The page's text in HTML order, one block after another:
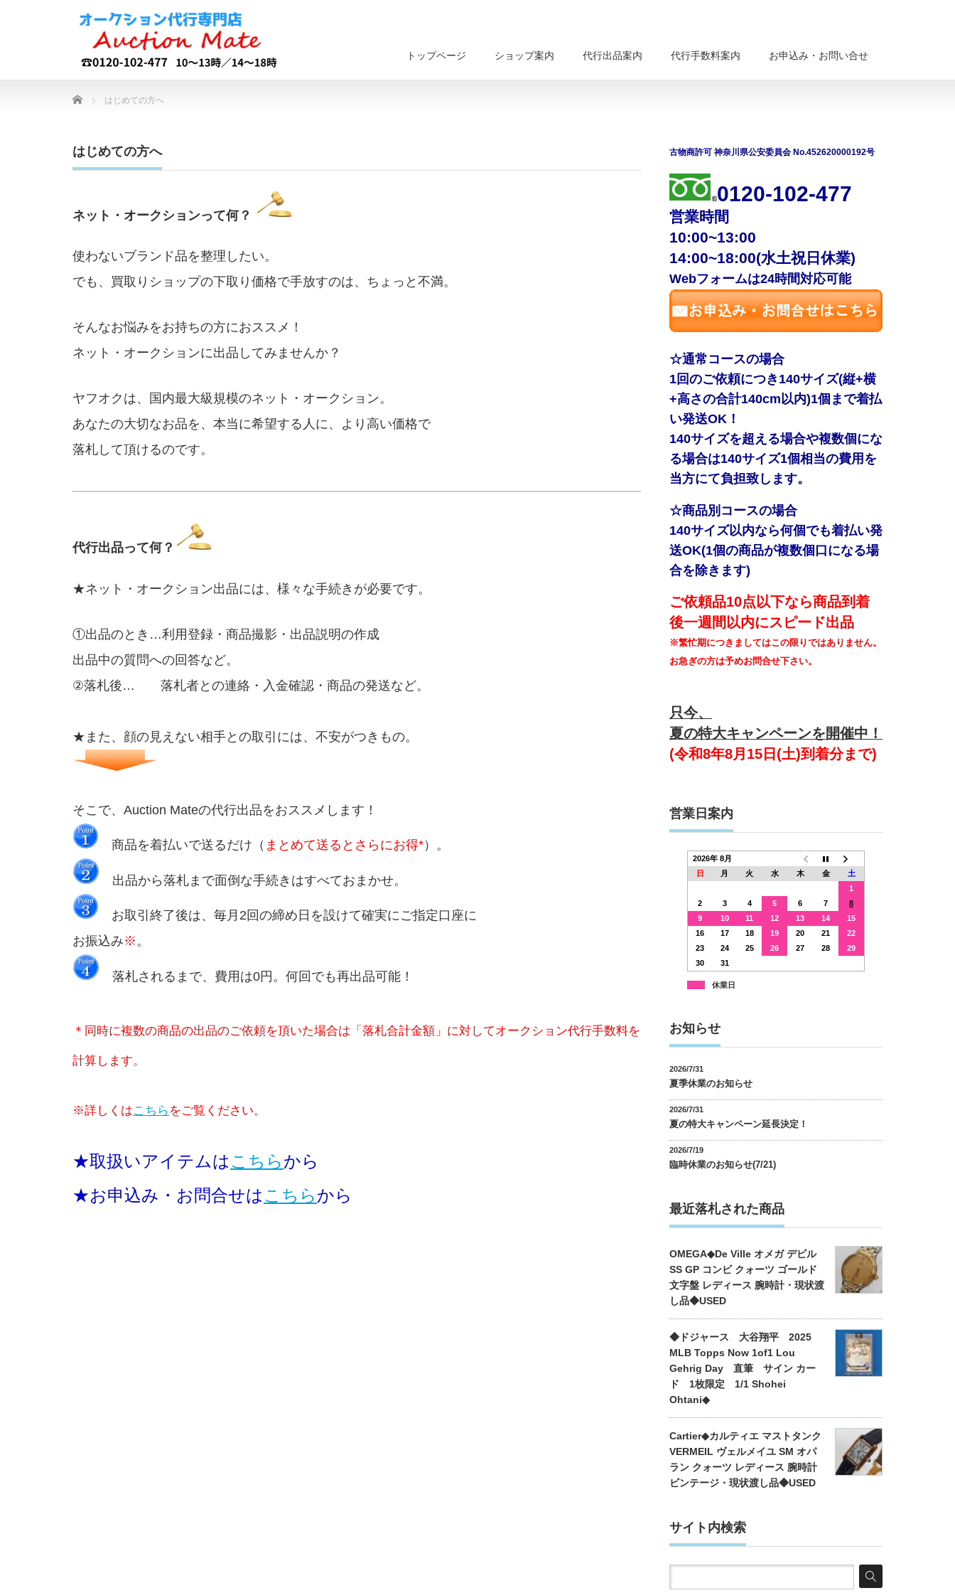
トップページ ショップ案内 代行出品案内 代行手数料案内 お申込み・お問い合せ
Home はじめての方へ
はじめての方へ
ネット・オークションって何？
使わないブランド品を整理したい。
でも、買取りショップの下取り価格で手放すのは、ちょっと不満。
そんなお悩みをお持ちの方におススメ！
ネット・オークションに出品してみませんか？
ヤフオクは、
国内最大級規模のネット・オークション。
あなたの大切なお品を、本当に希望する人に、より高い価格で
落札して頂けるのです。
代行出品って何？
★ネット・オークション出品には、様々な手続きが必要です。
①出品のとき…利用登録・商品撮影・出品説明の作成
出品中の質問への回答など。
②落札後… 落札者との連絡・入金確認・商品の発送など。
★また、顔の見えない相手との取引には、不安がつきもの。
そこで、Auction Mateの代行出品をおススメします！
商品を着払いで送るだけ（ まとめて送るとさらにお得*）。
出品から落札まで面倒な手続きはすべておまかせ。
お取引終了後は、毎月2回の締め日を設けて確実にご指定口座に
お振込み※ 。
落札されるまで、費用は0円。何回でも再出品可能！
＊同時に複数の商品の出品のご依頼を頂いた場合は「落札合計金額」に対してオークション代行手数料を
計算します。
※詳しくはこちら をご覧ください。
★取扱いアイテムはこちらから
★お申込み・お問合せはこちらから
古物商許可 神奈川県公安委員会 No.452620000192号
0120-102-477
営業時間
10:00~13:00
14:00~18:00(水土祝日休業)
Webフォームは24時間対応可能
☆通常コースの場合
1回のご依頼につき140サイズ(縦+横
+高さの合計140cm以内)1個まで着払
い発送OK！
140サイズを超える場合や複数個にな
る場合は140サイズ1個相当の費用を
当方にて負担致します。
☆商品別コースの場合
140サイズ以内なら何個でも着払い発
送OK(1個の商品が複数個口になる場
合を除きます)
ご依頼品10点以下なら商品到着
後一週間以内にスピード出品
※繁忙期につきましてはこの限りではありません。
お急ぎの方は予めお問合せ下さい。
只今、
夏の特大キャンペーンを開催中！
(令和8年8月15日(土)到着分まで)
営業日案内
2026年 8月
日
月 火 水 木 金
土
1
2
3 4 5 6 7
8
9
10 11 12 13 14
15
16
17 18 19 20 21
22
23
24 25 26 27 28
29
30
31
休業日
お知らせ
2026/7/31
夏季休業のお知らせ
2026/7/31
夏の特大キャンペーン延長決定！
2026/7/19
臨時休業のお知らせ(7/21)
最近落札された商品
OMEGA◆De Ville オメガ デビル
SS GP コンビ クォーツ ゴールド
文字盤 レディース 腕時計・現状渡
し品◆USED
◆ドジャース 大谷翔平 2025
MLB Topps Now 1of1 Lou
Gehrig Day 直筆 サイン カー
ド 1枚限定 1/1 Shohei
Ohtani◆
Cartier◆カルティエ マストタンク
VERMEIL ヴェルメイユ SM オパ
ラン クォーツ レディース 腕時計
ビンテージ・現状渡し品◆USED
サイト内検索